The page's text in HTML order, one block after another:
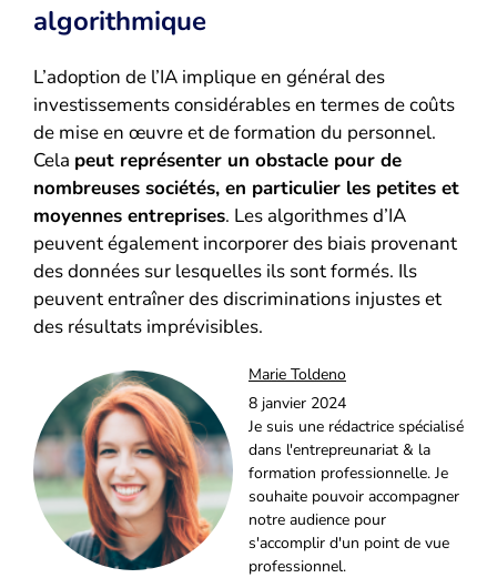
algorithmique
L’adoption de l’IA implique en général des
investissements considérables en termes de coûts
de mise en œuvre et de formation du personnel.
Cela peut représenter un obstacle pour de
nombreuses sociétés, en particulier les petites et
moyennes entreprises. Les algorithmes d’IA
peuvent également incorporer des biais provenant
des données sur lesquelles ils sont formés. Ils
peuvent entraîner des discriminations injustes et
des résultats imprévisibles.
Marie Toldeno
8 janvier 2024
Je suis une rédactrice spécialisé
dans l'entrepreunariat & la
formation professionnelle. Je
souhaite pouvoir accompagner
notre audience pour
s'accomplir d'un point de vue
professionnel.